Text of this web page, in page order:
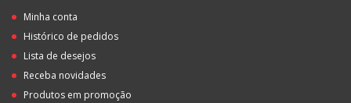
Minha conta
Histórico de pedidos
Lista de desejos
Receba novidades
Produtos em promoção